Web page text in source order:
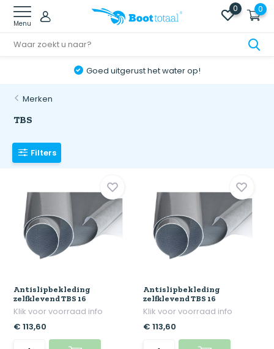
Menu
0 0
Goed uitgerust het water op!
Merken
TBS
Filters
Antislipbekleding
zelfklevend TBS 16
Klik voor voorraad info
€ 113,60
Antislipbekleding
zelfklevend TBS 16
Klik voor voorraad info
€ 113,60